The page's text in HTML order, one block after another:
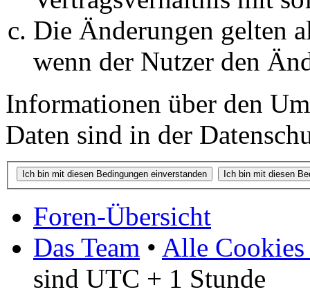
Die Änderungen gelten
wenn der Nutzer den
Informationen über den
Daten sind in der
Foren-Übersicht
Das Team • Alle Cookies
sind UTC + 1 Stunde